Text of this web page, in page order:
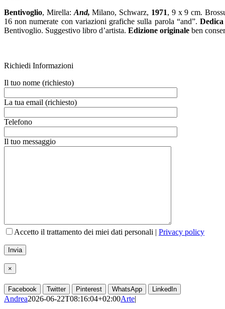
Bentivoglio, Mirella: And, Milano, Schwarz, 1971, 9 x 9 cm.
16 non numerate con variazioni grafiche sulla parola “and”.
Bentivoglio. Suggestivo libro d’artista. Edizione originale ben
Richiedi Informazioni
Il tuo nome (richiesto)
La tua email (richiesto)
Telefono
Il tuo messaggio
Accetto il trattamento dei miei dati personali | Privacy policy
×
Facebook Twitter Pinterest WhatsApp LinkedIn
Andrea2026-06-22T08:16:04+02:00Arte|